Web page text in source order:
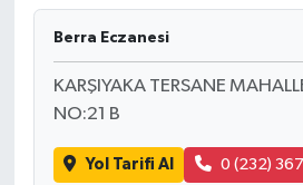
Berra Eczanesi
KARŞIYAKA TERSANE
NO:21 B
Yol Tarifi Al 0 (232)